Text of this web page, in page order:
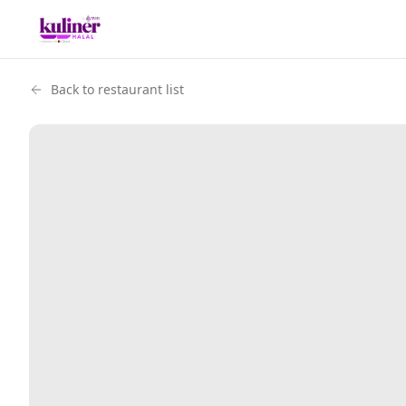
Back to restaurant list